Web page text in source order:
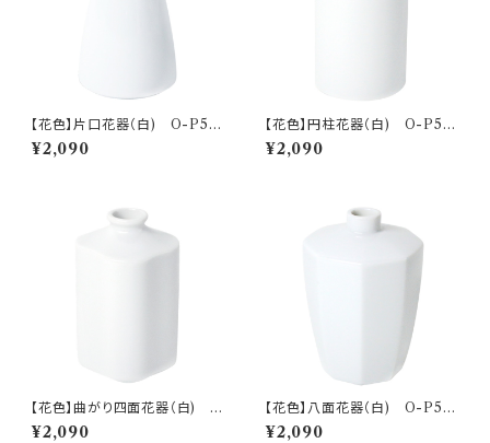
【花色】片口花器（白) O-P50
201
¥2,090
【花色】円柱花器（白) O-P50
301
¥2,090
【花色】曲がり四面花器（白) O
-P50401
¥2,090
【花色】八面花器（白) O-P50
501
¥2,090